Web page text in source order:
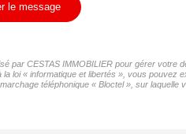
le message
par CESTAS IMMOBILIER pour gérer
loi « informatique et libertés », vous
téléphonique « Bloctel », sur laquelle